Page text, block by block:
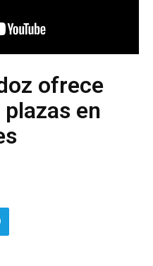
ofrece
en